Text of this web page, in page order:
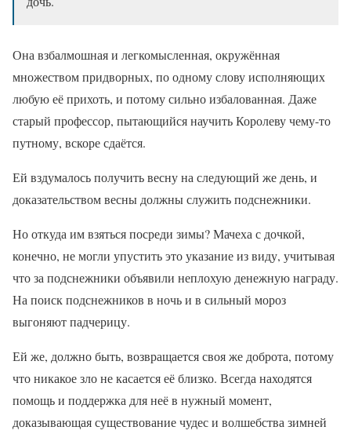
Она взбалмошная и легкомысленная, окружённая
множеством придворных, по одному слову исполняющих
любую её прихоть, и потому сильно избалованная. Даже
старый профессор, пытающийся научить Королеву чему-то
путному, вскоре сдаётся.
Ей вздумалось получить весну на следующий же день, и
доказательством весны должны служить подснежники.
Но откуда им взяться посреди зимы? Мачеха с дочкой,
конечно, не могли упустить это указание из виду, учитывая
что за подснежники объявили неплохую денежную награду.
На поиск подснежников в ночь и в сильный мороз
выгоняют падчерицу.
Ей же, должно быть, возвращается своя же доброта, потому
что никакое зло не касается её близко. Всегда находятся
помощь и поддержка для неё в нужный момент,
доказывающая существование чудес и волшебства зимней